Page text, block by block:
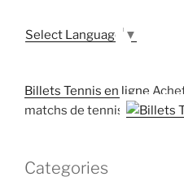
Select Language ▼
Billets Tennis en ligne
matchs de tennis
Categories